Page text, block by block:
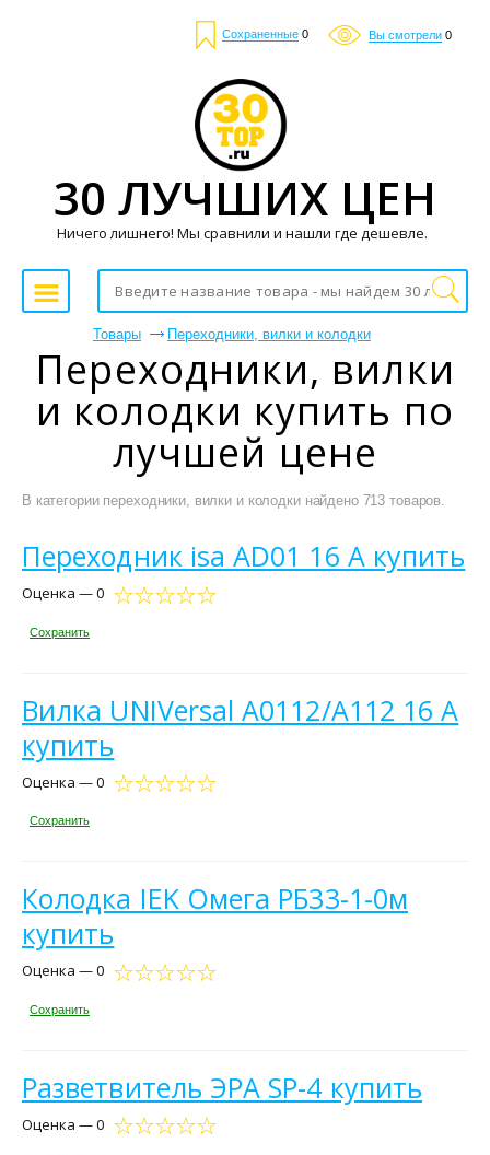
Сохраненные 0 Вы смотрели 0
Товары Переходники, вилки и колодки
Переходники, вилки
и колодки купить по
лучшей цене
В категории переходники, вилки и колодки найдено 713 товаров.
Переходник isa AD01 16 А купить
Оценка — 0
Сохранить
Вилка UNIVersal А0112/А112 16 А
купить
Оценка — 0
Сохранить
Колодка IEK Омега РБ33-1-0м
купить
Оценка — 0
Сохранить
Разветвитель ЭРА SP-4 купить
Оценка — 0
30 ЛУЧШИХ ЦЕН
Ничего лишнего! Мы сравнили и нашли где дешевле.